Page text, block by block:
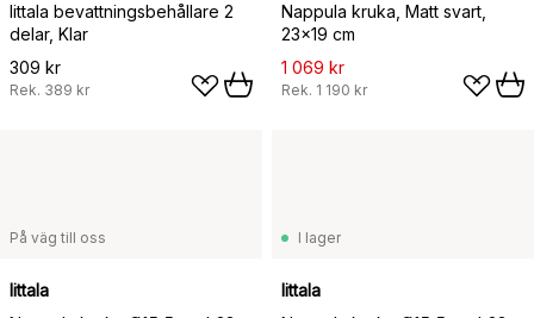
Iittala bevattningsbehållare 2
delar, Klar
309 kr
Rek. 389 kr
Nappula kruka, Matt svart,
23x19 cm
1 069 kr
Rek. 1 190 kr
På väg till oss
Iittala
I lager
Iittala